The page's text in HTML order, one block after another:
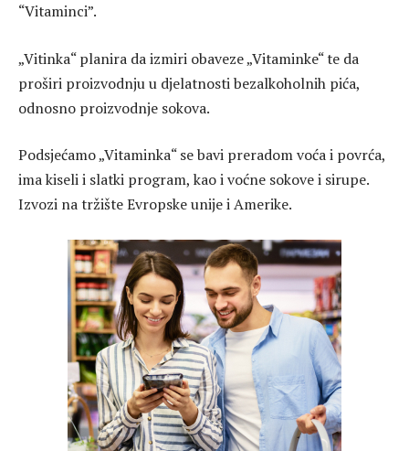
“Vitaminci”.
„Vitinka“ planira da izmiri obaveze „Vitaminke“ te da
proširi proizvodnju u djelatnosti bezalkoholnih pića,
odnosno proizvodnje sokova.
Podsjećamo „Vitaminka“ se bavi preradom voća i povrća,
ima kiseli i slatki program, kao i voćne sokove i sirupe.
Izvozi na tržište Evropske unije i Amerike.